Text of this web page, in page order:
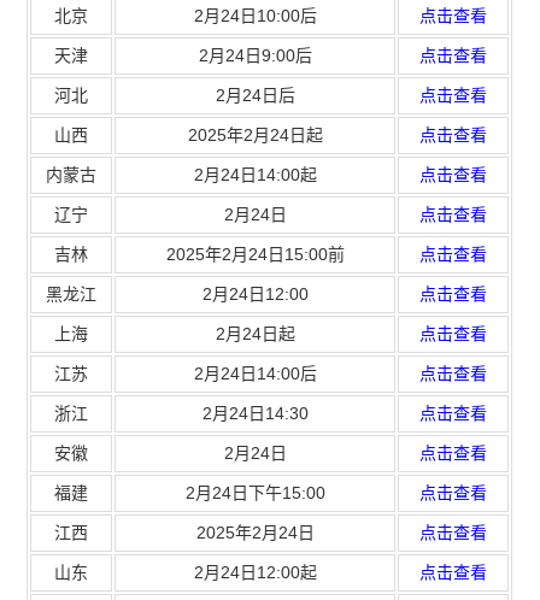
北京 2月24日10:00后 点击查看
天津 2月24日9:00后 点击查看
河北 2月24日后 点击查看
山西 2025年2月24日起 点击查看
内蒙古 2月24日14:00起 点击查看
辽宁 2月24日 点击查看
吉林 2025年2月24日15:00前 点击查看
黑龙江 2月24日12:00 点击查看
上海 2月24日起 点击查看
江苏 2月24日14:00后 点击查看
浙江 2月24日14:30 点击查看
安徽 2月24日 点击查看
福建 2月24日下午15:00 点击查看
江西 2025年2月24日 点击查看
山东 2月24日12:00起 点击查看